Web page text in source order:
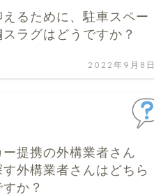
るために、駐車スペー
ラグはどうですか？
2022年9月8日
提携の外構業者さん
外構業者さんはどちら
か？